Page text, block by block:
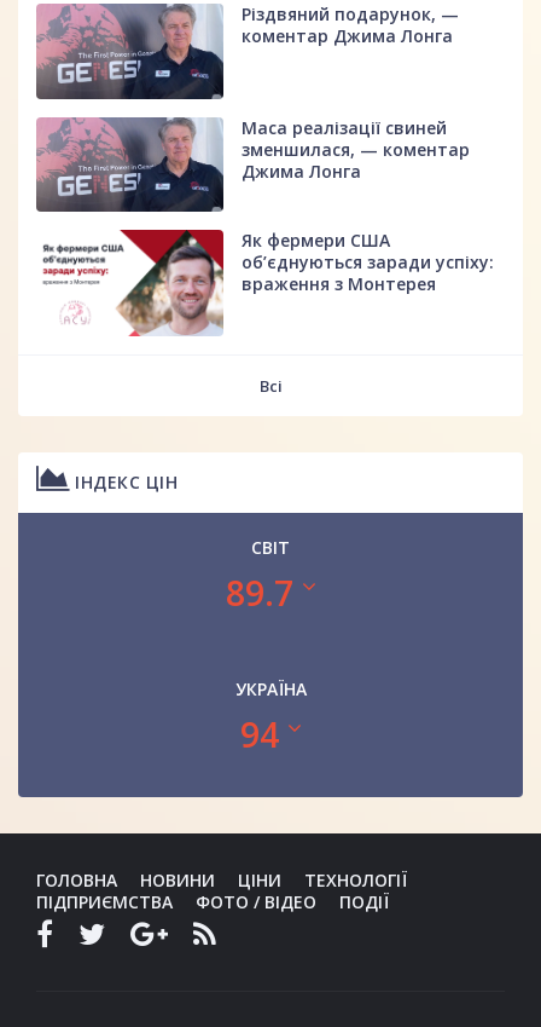
Різдвяний подарунок, —
коментар Джима Лонга
Маса реалізації свиней
зменшилася, — коментар
Джима Лонга
Як фермери США
об’єднуються заради успіху:
враження з Монтерея
Всі
ІНДЕКС ЦІН
СВІТ
89.7
УКРАЇНА
94
ГОЛОВНА НОВИНИ ЦІНИ
ТЕХНОЛОГІЇ
ПІДПРИЄМСТВА
ФОТО / ВІДЕО ПОДІЇ